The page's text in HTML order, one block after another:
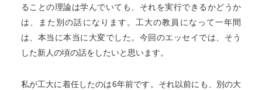
ることの理論は学んでいても、それを実行できるかどうか
は、また別の話になります。工大の教員になって一年間
は、本当に本当に大変でした。今回のエッセイでは、そう
した新人の頃の話をしたいと思います。
私が工大に着任したのは6年前です。それ以前にも、別の大